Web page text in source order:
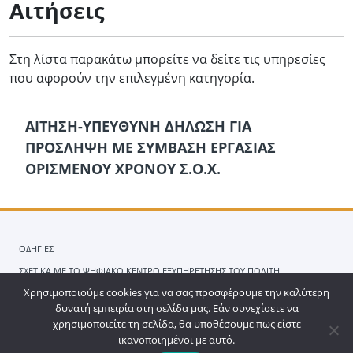
Αιτήσεις
Στη λίστα παρακάτω μπορείτε να δείτε τις υπηρεσίες
που αφορούν την επιλεγμένη κατηγορία.
ΑΙΤΗΣΗ-ΥΠΕΥΘΥΝΗ ΔΗΛΩΣΗ ΓΙΑ
ΠΡΟΣΛΗΨΗ ΜΕ ΣΥΜΒΑΣΗ ΕΡΓΑΣΙΑΣ
ΟΡΙΣΜΕΝΟΥ ΧΡΟΝΟΥ Σ.Ο.Χ.
ΟΔΗΓΙΕΣ
ΣΧΕΤΙΚΑ ΜΕ ΤΟ ΨΗΦΙΑΚΟ ΚΕΝΤΡΟ ΕΞΥΠΗΡΕΤΗΣΗΣ ΤΟΥ ΠΟΛΙΤΗ
ΟΡΟΙ ΧΡΗΣΗΣ ΠΟΛΙΤΙΚΗ ΑΠΟΡΡΗΤΟΥ ΕΠΙΚΟΙΝΩΝΙΑ
Χρησιμοποιούμε cookies για να σας προσφέρουμε την καλύτερη
δυνατή εμπειρία στη σελίδα μας. Εάν συνεχίσετε να
χρησιμοποιείτε τη σελίδα, θα υποθέσουμε πως είστε
ικανοποιημένοι με αυτό.